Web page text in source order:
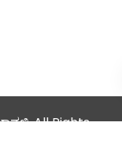
All Rights